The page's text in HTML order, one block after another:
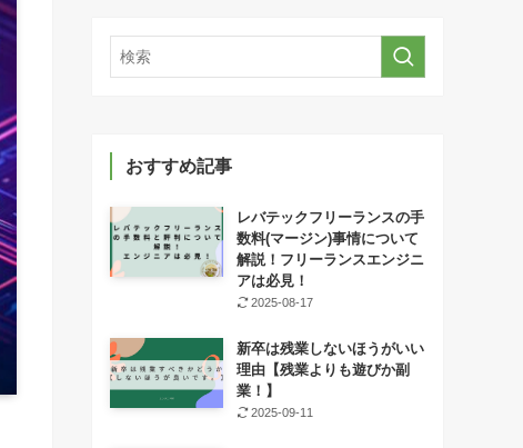
おすすめ記事
レバテックフリーランスの手
数料(マージン)事情について
解説！フリーランスエンジニ
アは必見！
2025-08-17
新卒は残業しないほうがいい
理由【残業よりも遊びか副
業！】
2025-09-11